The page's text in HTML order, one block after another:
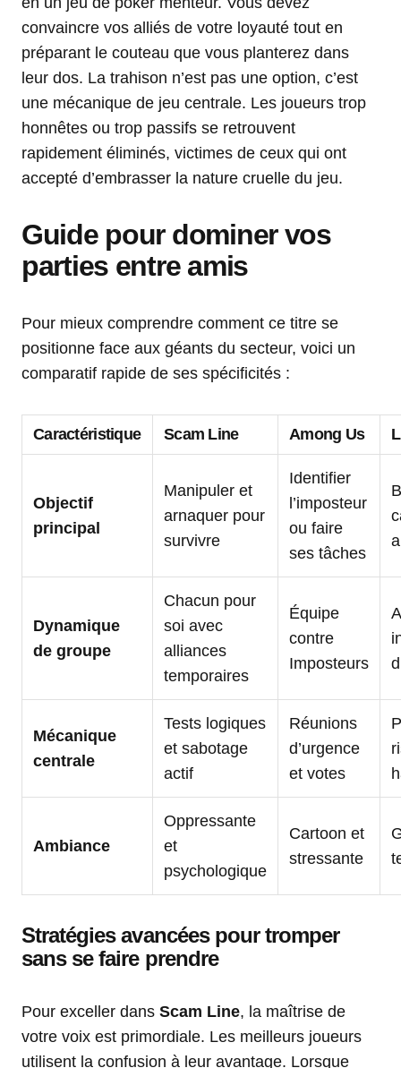
convaincre vos alliés de votre loyauté tout en
préparant le couteau que vous planterez dans
leur dos. La trahison n’est pas une option, c’est
une mécanique de jeu centrale. Les joueurs trop
honnêtes ou trop passifs se retrouvent
rapidement éliminés, victimes de ceux qui ont
accepté d’embrasser la nature cruelle du jeu.
Guide pour dominer vos
parties entre amis
Pour mieux comprendre comment ce titre se
positionne face aux géants du secteur, voici un
comparatif rapide de ses spécificités :
Caractéristique Scam Line Among Us
Objectif
principal
Manipuler et
arnaquer pour
survivre
Identifier
l’imposteur
ou faire
ses tâches
Dynamique
de groupe
Chacun pour
soi avec
alliances
temporaires
Équipe
contre
Imposteurs
Mécanique
centrale
Tests logiques
et sabotage
actif
Réunions
d’urgence
et votes
Ambiance
Oppressante
et
psychologique
Cartoon et
stressante
Stratégies avancées pour tromper
sans se faire prendre
Pour exceller dans Scam Line, la maîtrise de
votre voix est primordiale. Les meilleurs joueurs
utilisent la confusion à leur avantage. Lorsque